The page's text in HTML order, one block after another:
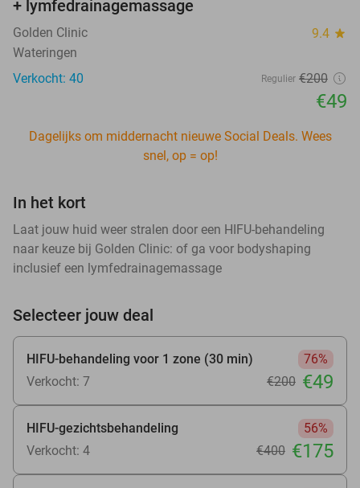
+ lymfedrainagemassage
Golden Clinic 9.4 star
Wateringen
Verkocht: 40
Regulier €200
€49
Dagelijks om middernacht nieuwe Social Deals. Wees
snel, op = op!
In het kort
Laat jouw huid weer stralen door een HIFU-behandeling
naar keuze bij Golden Clinic: of ga voor bodyshaping
inclusief een lymfedrainagemassage
Selecteer jouw deal
HIFU-behandeling voor 1 zone (30 min)
76%
Verkocht: 7
€200 €49
HIFU-gezichtsbehandeling
56%
Verkocht: 4
€400 €175